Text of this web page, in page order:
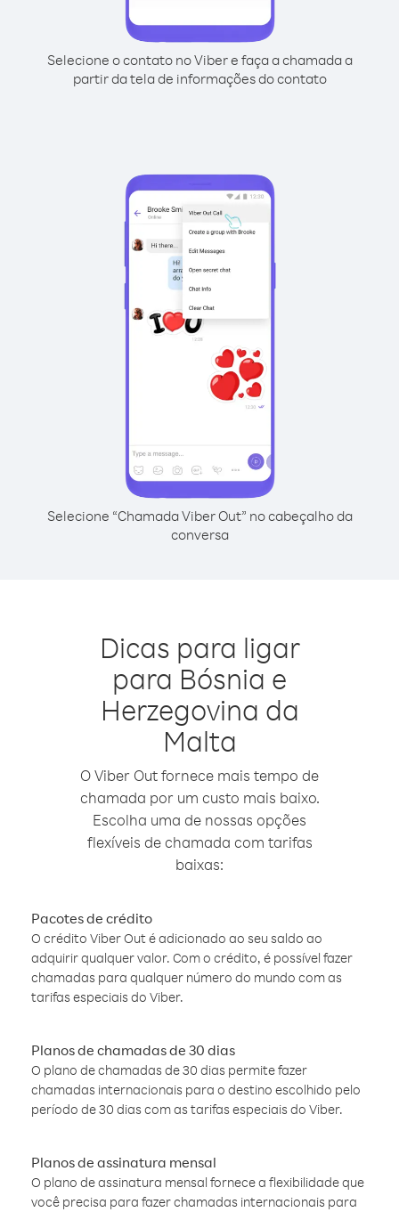
Selecione o contato no Viber e faça a chamada a
partir da tela de informações do contato
Selecione “Chamada Viber Out” no cabeçalho da
conversa
Dicas para ligar
para Bósnia e
Herzegovina da
Malta
O Viber Out fornece mais tempo de
chamada por um custo mais baixo.
Escolha uma de nossas opções
flexíveis de chamada com tarifas
baixas:
Pacotes de crédito
O crédito Viber Out é adicionado ao seu saldo ao
adquirir qualquer valor. Com o crédito, é possível fazer
chamadas para qualquer número do mundo com as
tarifas especiais do Viber.
Planos de chamadas de 30 dias
O plano de chamadas de 30 dias permite fazer
chamadas internacionais para o destino escolhido pelo
período de 30 dias com as tarifas especiais do Viber.
Planos de assinatura mensal
O plano de assinatura mensal fornece a flexibilidade que
você precisa para fazer chamadas internacionais para